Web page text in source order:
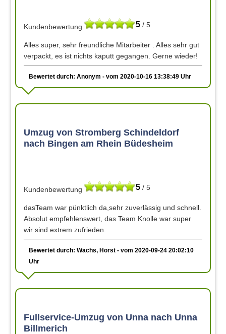
5 / 5
Kundenbewertung
Alles super, sehr freundliche Mitarbeiter . Alles sehr gut
verpackt, es ist nichts kaputt gegangen. Gerne wieder!
Bewertet durch: Anonym - vom 2020-10-16 13:38:49 Uhr
Umzug von Stromberg Schindeldorf
nach Bingen am Rhein Büdesheim
5 / 5
Kundenbewertung
dasTeam war pünktlich da,sehr zuverlässig und schnell.
Absolut empfehlenswert, das Team Knolle war super
wir sind extrem zufrieden.
Bewertet durch: Wachs, Horst - vom 2020-09-24 20:02:10
Uhr
Fullservice-Umzug von Unna nach Unna
Billmerich